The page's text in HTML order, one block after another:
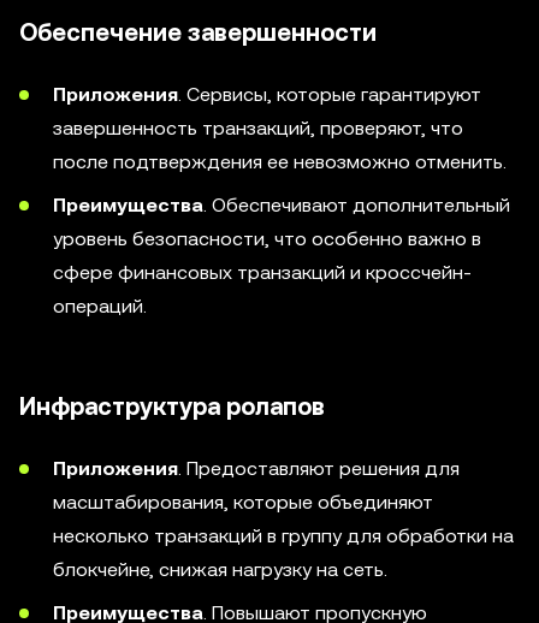
Обеспечение завершенности
Приложения. Сервисы, которые гарантируют
завершенность транзакций, проверяют, что
после подтверждения ее невозможно отменить.
Преимущества. Обеспечивают дополнительный
уровень безопасности, что особенно важно в
сфере финансовых транзакций и кроссчейн-
операций.
Инфраструктура ролапов
Приложения. Предоставляют решения для
масштабирования, которые объединяют
несколько транзакций в группу для обработки на
блокчейне, снижая нагрузку на сеть.
Преимущества. Повышают пропускную